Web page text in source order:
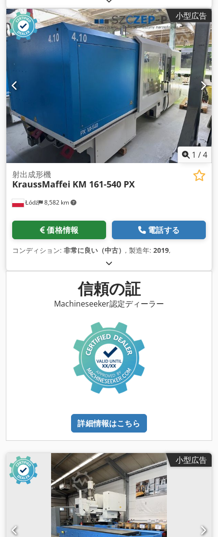
小型広告
1 /4
Łódź 8,582 km
射出成形機
KraussMaffei KM 161-540 PX
価格情報 電話する
コンディション: 非常に良い（中古） , 製造年: 2019,
信頼の証
Machineseeker認定ディーラー
詳細情報はこちら
小型広告